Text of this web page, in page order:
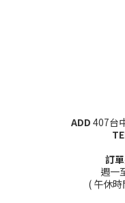
ADD 407台
訂
週一
( 午休